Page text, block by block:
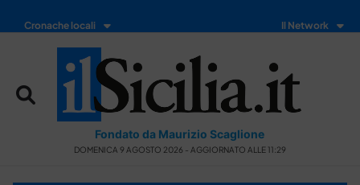
Cronache locali Il Network
Fondato da Maurizio Scaglione
DOMENICA 9 AGOSTO 2026 - AGGIORNATO ALLE 11:29